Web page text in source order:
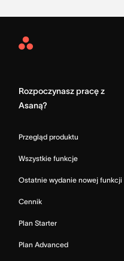
Asana
Rozpoczynasz pracę z
Asaną?
Przegląd produktu
Wszystkie funkcje
Ostatnie wydanie nowej funkcji
Cennik
Plan Starter
Plan Advanced